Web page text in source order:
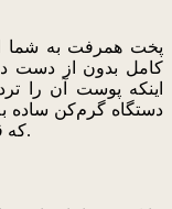
پخت همرفت به شما
کامل بدون از دست
اینکه پوست آن را
دستگاه گرم‌کن ساده
که قادر به انجام بسیاری از کارهای آشپزی است.